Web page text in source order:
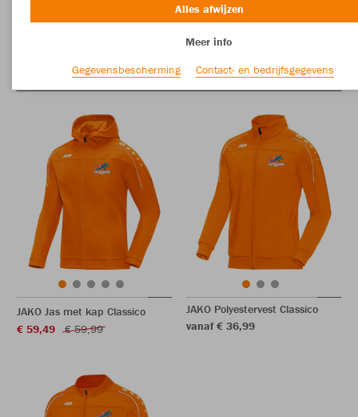
Maat
JAKO Jas met kap Classico
€ 59,49
€ 59,99
JAKO Polyestervest Classico
vanaf € 36,99
Alles afwijzen
Meer info
Gegevensbescherming
Contact- en bedrijfsgegevens